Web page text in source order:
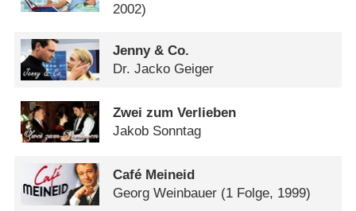
2002)
Jenny & Co.
Dr. Jacko Geiger
Zwei zum Verlieben
Jakob Sonntag
Café Meineid
Georg Weinbauer (1 Folge, 1999)